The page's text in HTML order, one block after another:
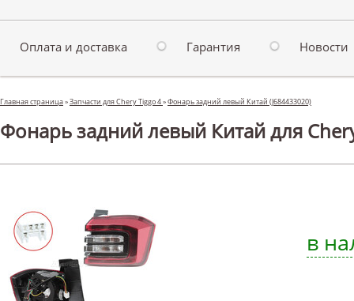
Оплата и доставка Гарантия Новости
Главная страница»Запчасти для Chery Tiggo 4»Фонарь задний левый Китай (J684433020)
Фонарь задний левый Китай для
в